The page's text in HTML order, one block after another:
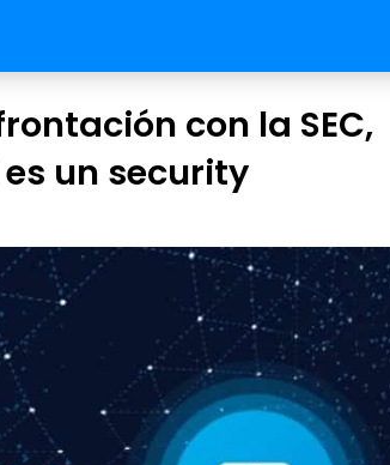
con la SEC,
un security